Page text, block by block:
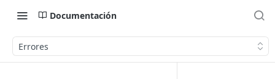
Documentación
Errores